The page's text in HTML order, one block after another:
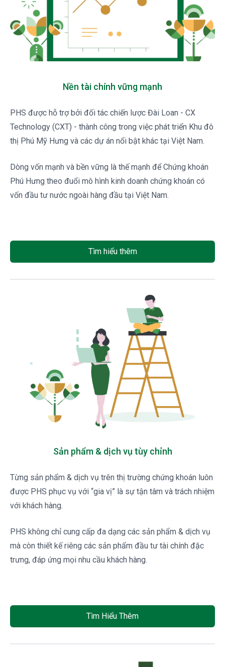
Nền tài chính vững mạnh
PHS được hỗ trợ bởi đối tác chiến lược Đài Loan - CX
Technology (CXT) - thành công trong việc phát triển Khu đô
thị Phú Mỹ Hưng và các dự án nổi bật khác tại Việt Nam.
Dòng vốn mạnh và bền vững là thế mạnh để Chứng khoán
Phú Hưng theo đuổi mô hình kinh doanh chứng khoán có
vốn đầu tư nước ngoài hàng đầu tại Việt Nam.
Tìm hiểu thêm
Sản phẩm & dịch vụ tùy chỉnh
Từng sản phẩm & dịch vụ trên thị trường chứng khoán luôn
được PHS phục vụ với “gia vị” là sự tận tâm và trách nhiệm
với khách hàng.
PHS không chỉ cung cấp đa dạng các sản phẩm & dịch vụ
mà còn thiết kế riêng các sản phẩm đầu tư tài chính đặc
trưng, đáp ứng mọi nhu cầu khách hàng.
Tìm Hiểu Thêm